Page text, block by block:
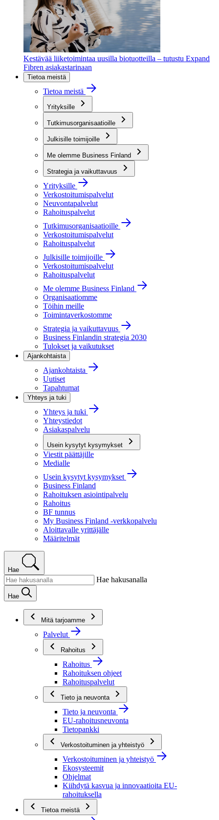
Kestävää liiketoimintaa uusilla biotuotteilla – tutustu Expand
Fibren asiakastarinaan
Tietoa meistä
Tietoa meistä
Yrityksille
Tutkimusorganisaatioille
Julkisille toimijoille
Me olemme Business Finland
Strategia ja vaikuttavuus
Yrityksille
Verkostoitumispalvelut
Neuvontapalvelut
Rahoituspalvelut
Tutkimusorganisaatioille
Verkostoitumispalvelut
Rahoituspalvelut
Julkisille toimijoille
Verkostoitumispalvelut
Rahoituspalvelut
Me olemme Business Finland
Organisaatiomme
Töihin meille
Toimintaverkostomme
Strategia ja vaikuttavuus
Business Finlandin strategia 2030
Tulokset ja vaikutukset
Ajankohtaista
Ajankohtaista
Uutiset
Tapahtumat
Yhteys ja tuki
Yhteys ja tuki
Yhteystiedot
Asiakaspalvelu
Usein kysytyt kysymykset
Viestit päättäjille
Medialle
Usein kysytyt kysymykset
Business Finland
Rahoituksen asiointipalvelu
Rahoitus
BF tunnus
My Business Finland -verkkopalvelu
Aloittavalle yrittäjälle
Määritelmät
Hae
Hae hakusanalla
Hae
Mitä tarjoamme
Palvelut
Rahoitus
Rahoitus
Rahoituksen ohjeet
Rahoituspalvelut
Tieto ja neuvonta
Tieto ja neuvonta
EU-rahoitusneuvonta
Tietopankki
Verkostoituminen ja yhteistyö
Verkostoituminen ja yhteistyö
Ekosysteemit
Ohjelmat
Kiihdytä kasvua ja innovaatioita EU-
rahoituksella
Tietoa meistä